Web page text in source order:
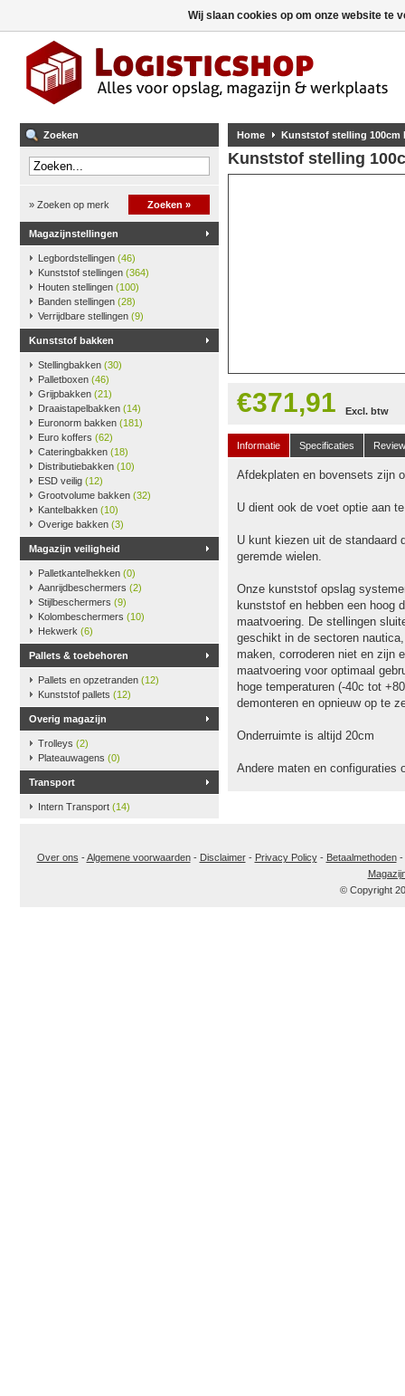
Zoeken
» Zoeken op merk Zoeken »
Magazijnstellingen
Legbordstellingen (46)
Kunststof stellingen (364)
Houten stellingen (100)
Banden stellingen (28)
Verrijdbare stellingen (9)
Kunststof bakken
Stellingbakken (30)
Palletboxen (46)
Grijpbakken (21)
Draaistapelbakken (14)
Euronorm bakken (181)
Euro koffers (62)
Cateringbakken (18)
Distributiebakken (10)
ESD veilig (12)
Grootvolume bakken (32)
Kantelbakken (10)
Overige bakken (3)
Magazijn veiligheid
Palletkantelhekken (0)
Aanrijdbeschermers (2)
Stijlbeschermers (9)
Kolombeschermers (10)
Hekwerk (6)
Pallets & toebehoren
Pallets en opzetranden (12)
Kunststof pallets (12)
Overig magazijn
Trolleys (2)
Plateauwagens (0)
Transport
Intern Transport (14)
Home Kunststof stelling 100cm
Kunststof stelling
€371,91 Excl. btw
Informatie Specificaties
Afdekplaten en bovensets zijn
U dient ook de voet optie aan
U kunt kiezen uit de standaard
geremde wielen.
Onze kunststof opslag
kunststof en hebben een hoog
maatvoering. De stellingen
geschikt in de sectoren
maken, corroderen niet en zijn
maatvoering voor optimaal
hoge temperaturen (-40c tot
demonteren en opnieuw op te
Onderruimte is altijd 20cm
Andere maten en configuraties
Over ons -Algemene voorwaarden- Disclaimer- Privacy Policy- Betaalmethoden-
© Copyright
Wij slaan cookies op om onze website te